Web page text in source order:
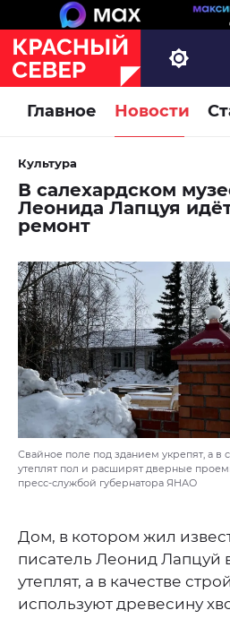
Главное Новости
Культура
В салехардском
Леонида Лапцуя
ремонт
Свайное поле под зданием укрепят, а в
утеплят пол и расширят дверные
пресс-службой губернатора ЯНАО
Дом, в котором жил
писатель Леонид Лапцуй
утеплят, а в качестве
используют древесину